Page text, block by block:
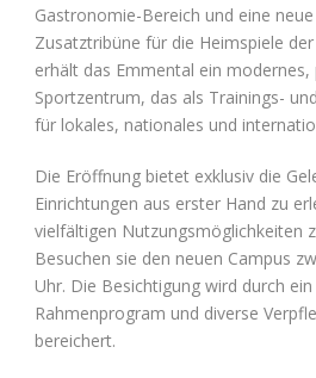
Gastronomie-Bereich und eine
Zusatztribüne für die Heimspiele
erhält das Emmental ein modernes,
Sportzentrum, das als Trainings-
für lokales, nationales und
Die Eröffnung bietet exklusiv die
Einrichtungen aus erster Hand zu
vielfältigen Nutzungsmöglichkeiten
Besuchen sie den neuen Campus
Uhr. Die Besichtigung wird durch
Rahmenprogram und diverse
bereichert.